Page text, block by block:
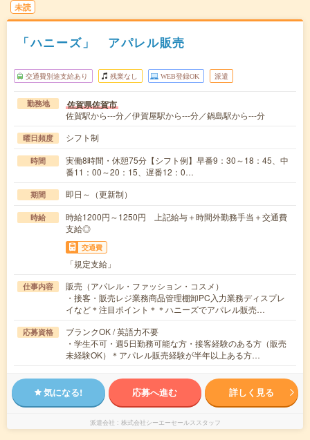
未読
「ハニーズ」 アパレル販売
交通費別途支給あり 残業なし WEB登録OK 派遣
勤務地 佐賀県佐賀市
佐賀駅から---分／伊賀屋駅から---分／鍋島駅から---分
曜日頻度 シフト制
時間
実働8時間・休憩75分【シフト例】早番9：30～18：45、中
番11：00～20：15、遅番12：0…
期間 即日～（更新制）
時給
時給1200円～1250円 上記給与＋時間外勤務手当＋交通費
支給◎
交通費
「規定支給」
仕事内容
販売（アパレル・ファッション・コスメ）
・接客・販売レジ業務商品管理棚卸PC入力業務ディスプレ
イなど＊注目ポイント＊＊ハニーズでアパレル販売…
応募資格
ブランクOK / 英語力不要
・学生不可・週5日勤務可能な方・接客経験のある方（販売
未経験OK）＊アパレル販売経験が半年以上ある方…
気になる! 応募へ進む 詳しく見る
派遣会社 株式会社シーエーセールススタッフ